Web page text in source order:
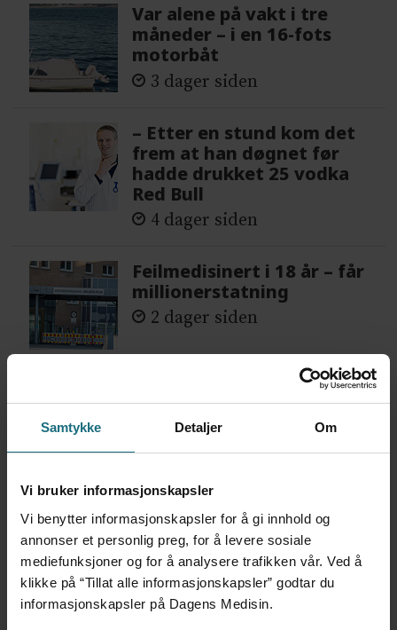
Samtykke Detaljer Om
Vi bruker informasjonskapsler
Vi benytter informasjonskapsler for å gi innhold og
annonser et personlig preg, for å levere sosiale
mediefunksjoner og for å analysere trafikken vår. Ved å
klikke på “Tillat alle informasjonskapsler” godtar du
informasjonskapsler på Dagens Medisin.
Var alene på vakt i tre
måneder – i en 16-fots
motorbåt
3 dager siden
– Etter en stund kom det
frem at han døgnet før
hadde drukket 25 vodka
Red Bull
4 dager siden
Feilmedisinert i 18 år – får
millionerstatning
2 dager siden
Apoteker over hele landet
har problemer